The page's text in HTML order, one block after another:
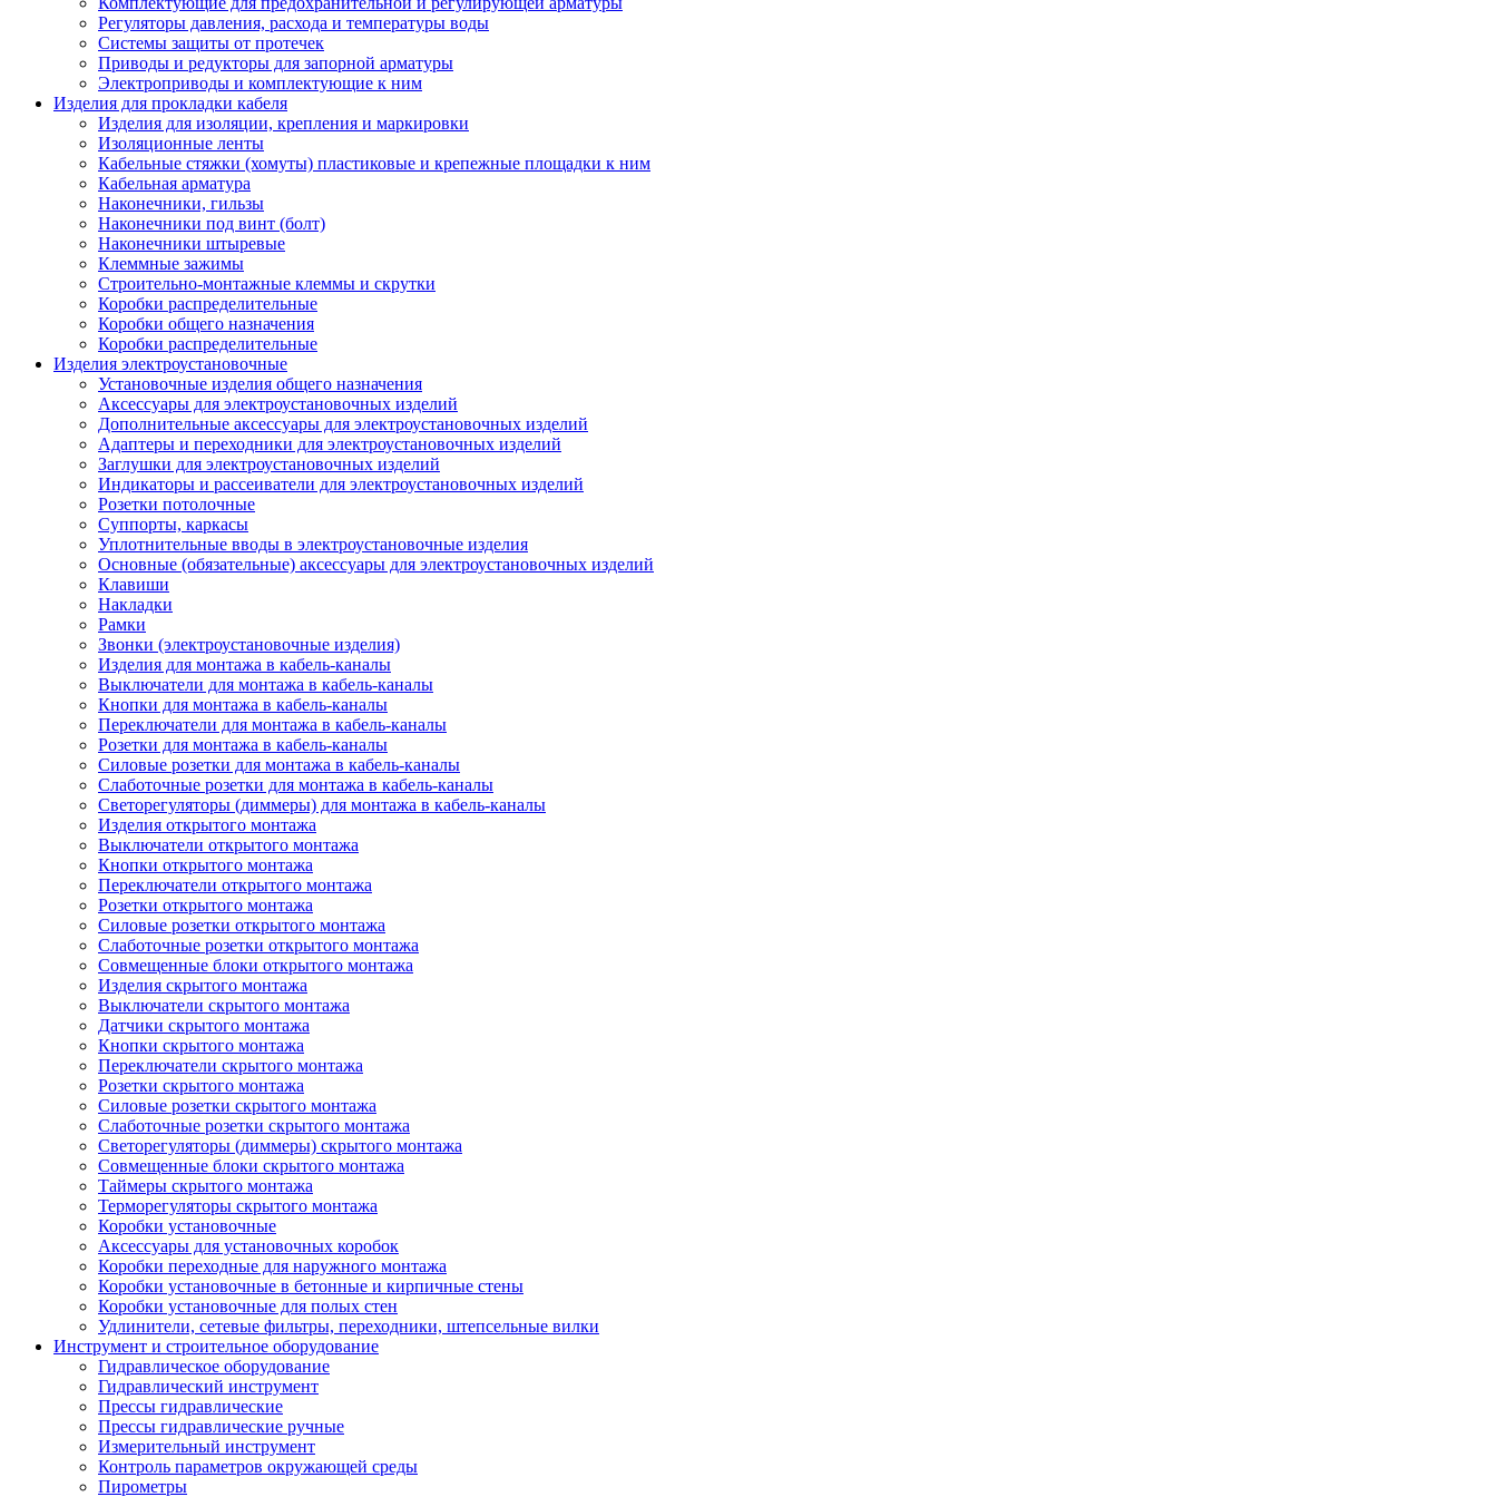
Регуляторы давления, расхода и температуры воды
Системы защиты от протечек
Приводы и редукторы для запорной арматуры
Электроприводы и комплектующие к ним
Изделия для прокладки кабеля
Изделия для изоляции, крепления и маркировки
Изоляционные ленты
Кабельные стяжки (хомуты) пластиковые и крепежные площадки к ним
Кабельная арматура
Наконечники, гильзы
Наконечники под винт (болт)
Наконечники штыревые
Клеммные зажимы
Строительно-монтажные клеммы и скрутки
Коробки распределительные
Коробки общего назначения
Коробки распределительные
Изделия электроустановочные
Установочные изделия общего назначения
Аксессуары для электроустановочных изделий
Дополнительные аксессуары для электроустановочных изделий
Адаптеры и переходники для электроустановочных изделий
Заглушки для электроустановочных изделий
Индикаторы и рассеиватели для электроустановочных изделий
Розетки потолочные
Суппорты, каркасы
Уплотнительные вводы в электроустановочные изделия
Основные (обязательные) аксессуары для электроустановочных изделий
Клавиши
Накладки
Рамки
Звонки (электроустановочные изделия)
Изделия для монтажа в кабель-каналы
Выключатели для монтажа в кабель-каналы
Кнопки для монтажа в кабель-каналы
Переключатели для монтажа в кабель-каналы
Розетки для монтажа в кабель-каналы
Силовые розетки для монтажа в кабель-каналы
Слаботочные розетки для монтажа в кабель-каналы
Светорегуляторы (диммеры) для монтажа в кабель-каналы
Изделия открытого монтажа
Выключатели открытого монтажа
Кнопки открытого монтажа
Переключатели открытого монтажа
Розетки открытого монтажа
Силовые розетки открытого монтажа
Слаботочные розетки открытого монтажа
Совмещенные блоки открытого монтажа
Изделия скрытого монтажа
Выключатели скрытого монтажа
Датчики скрытого монтажа
Кнопки скрытого монтажа
Переключатели скрытого монтажа
Розетки скрытого монтажа
Силовые розетки скрытого монтажа
Слаботочные розетки скрытого монтажа
Светорегуляторы (диммеры) скрытого монтажа
Совмещенные блоки скрытого монтажа
Таймеры скрытого монтажа
Терморегуляторы скрытого монтажа
Коробки установочные
Аксессуары для установочных коробок
Коробки переходные для наружного монтажа
Коробки установочные в бетонные и кирпичные стены
Коробки установочные для полых стен
Удлинители, сетевые фильтры, переходники, штепсельные вилки
Инструмент и строительное оборудование
Гидравлическое оборудование
Гидравлический инструмент
Прессы гидравлические
Прессы гидравлические ручные
Измерительный инструмент
Контроль параметров окружающей среды
Пирометры